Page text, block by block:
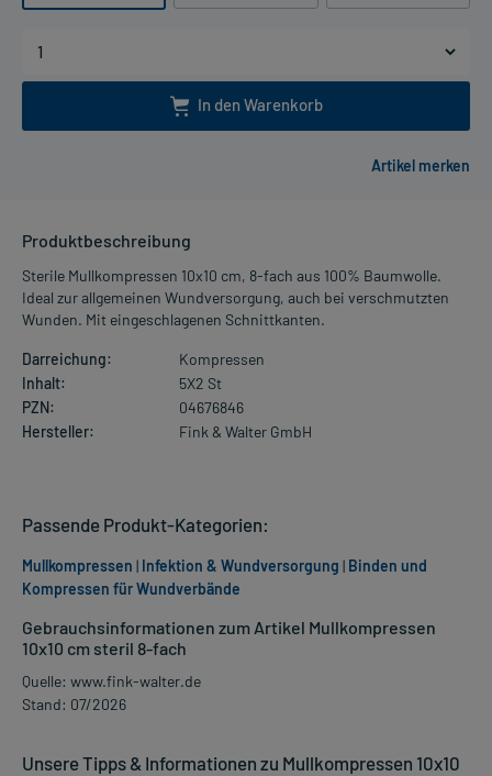
In den Warenkorb
Produktbeschreibung
Sterile Mullkompressen 10x10 cm, 8-fach aus 100% Baumwolle.
Ideal zur allgemeinen Wundversorgung, auch bei verschmutzten
Wunden. Mit eingeschlagenen Schnittkanten.
Darreichung:
Kompressen
Inhalt:
5X2 St
PZN:
04676846
Hersteller:
Fink & Walter GmbH
Gebrauchsinformationen zum Artikel Mullkompressen
10x10 cm steril 8-fach
Quelle: www.fink-walter.de
Stand: 07/2026
Unsere Tipps & Informationen zu Mullkompressen 10x10
Passende Produkt-Kategorien:
Mullkompressen | Infektion & Wundversorgung | Binden und
Kompressen für Wundverbände